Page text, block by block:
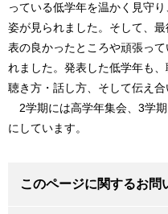
っている低学年を温かく見守
姿が見られました。そして、
表の良かったところや頑張っ
れました。発表した低学年も
聴き方・話し方、そして伝え合
2学期には高学年集会、3学
にしています。
このページに関するお問